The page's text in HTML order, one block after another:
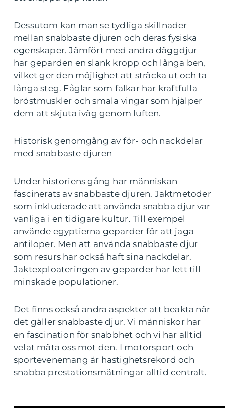
Dessutom kan man se tydliga skillnader
mellan snabbaste djuren och deras fysiska
egenskaper. Jämfört med andra däggdjur
har geparden en slank kropp och långa ben,
vilket ger den möjlighet att sträcka ut och ta
långa steg. Fåglar som falkar har kraftfulla
bröstmuskler och smala vingar som hjälper
dem att skjuta iväg genom luften.
Historisk genomgång av för- och nackdelar
med snabbaste djuren
Under historiens gång har människan
fascinerats av snabbaste djuren. Jaktmetoder
som inkluderade att använda snabba djur var
vanliga i en tidigare kultur. Till exempel
använde egyptierna geparder för att jaga
antiloper. Men att använda snabbaste djur
som resurs har också haft sina nackdelar.
Jaktexploateringen av geparder har lett till
minskade populationer.
Det finns också andra aspekter att beakta när
det gäller snabbaste djur. Vi människor har
en fascination för snabbhet och vi har alltid
velat mäta oss mot den. I motorsport och
sportevenemang är hastighetsrekord och
snabba prestationsmätningar alltid centralt.